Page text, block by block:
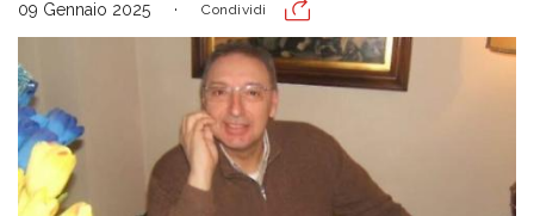
09 Gennaio 2025 Condividi